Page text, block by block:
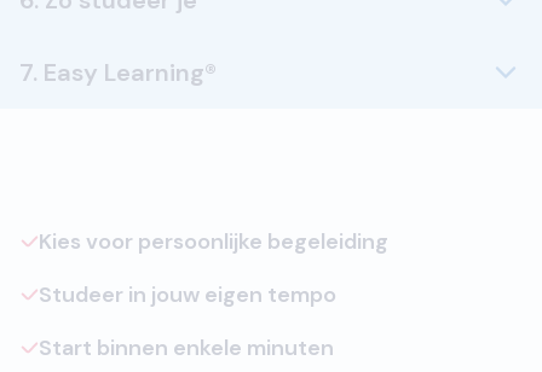
7. Easy Learning®
Kies voor persoonlijke begeleiding
Studeer in jouw eigen tempo
Start binnen enkele minuten